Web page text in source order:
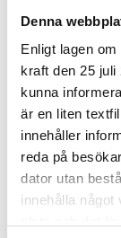
Denna
Enligt lagen
kraft den 25
kunna
är en liten
innehåller
reda på
dator utan
innehålla
I lager 56 fp
-
PhotoPearls